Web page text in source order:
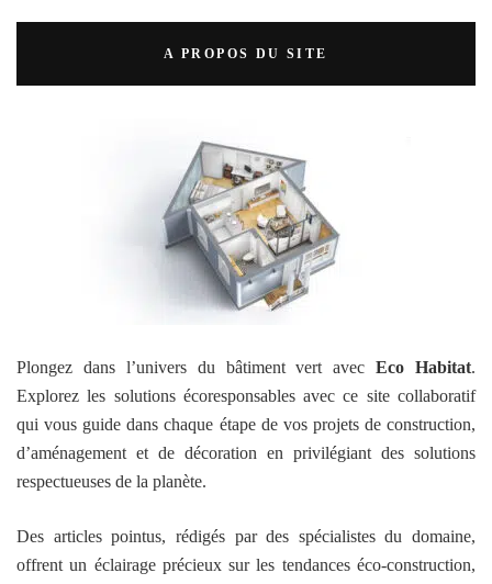
A PROPOS DU SITE
Plongez dans l’univers du bâtiment vert avecEco Habitat.
Explorez les solutions écoresponsables avec ce site collaboratif
qui vous guide dans chaque étape de vos projets de construction,
d’aménagement et de décoration en privilégiant des solutions
respectueuses de la planète.
Des articles pointus, rédigés par des spécialistes du domaine,
offrent un éclairage précieux sur les tendances éco-construction,